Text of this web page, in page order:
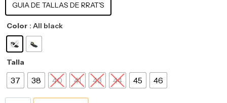
GUIA DE TALLAS DE RRAT'S
Color : All black
Talla
37 38 40 41 43 44 45 46